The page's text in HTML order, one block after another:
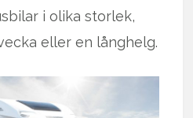
i olika storlek,
eller en långhelg.